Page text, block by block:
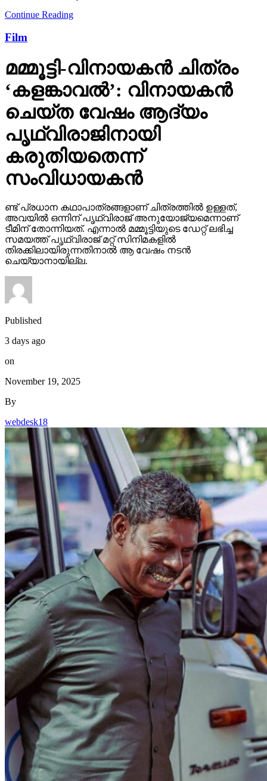
Continue Reading
Film
മമ്മൂട്ടി-വിനായകന്‍ ചിത്രം
‘കളങ്കാവല്‍’: വിനായകന്‍
ചെയ്ത വേഷം ആദ്യം
പൃഥ്വിരാജിനായി
കരുതിയതെന്ന്
സംവിധായകന്‍
ണ്ട് പ്രധാന കഥാപാത്രങ്ങളാണ് ചിത്രത്തില്‍ ഉള്ളത്,
അവയില്‍ ഒന്നിന് പൃഥ്വിരാജ് അനുയോജ്യമെന്നാണ്
ടീമിന് തോന്നിയത്. എന്നാല്‍ മമ്മൂട്ടിയുടെ ഡേറ്റ് ലഭിച്ച
സമയത്ത് പൃഥ്വിരാജ് മറ്റ് സിനിമകളില്‍
തിരക്കിലായിരുന്നതിനാല്‍ ആ വേഷം നടന്‍
ചെയ്യാനായില്ല.
Published
3 days ago
on
November 19, 2025
By
webdesk18